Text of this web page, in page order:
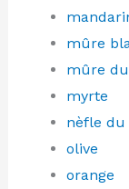
mûre
mûre
myrte
nèfle du
olive
orange